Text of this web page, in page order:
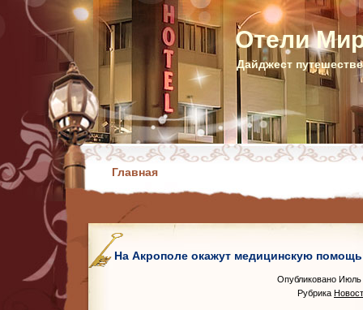
Отели
Дайджест
Главная
На Акрополе окажут медицинскую помощь
Опубликовано Июль
Рубрика